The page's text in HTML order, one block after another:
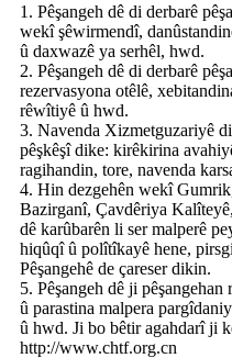
1. Pêşangeh dê di derbarê
wekî şêwirmendî,
û daxwazê ​​ya serhêl, hwd.
2. Pêşangeh dê di derbarê
rezervasyona otêlê,
rêwîtiyê û hwd.
3. Navenda Xizmetguzariyê
pêşkêşî dike: kirêkirina
ragihandin, tore, navenda
4. Hin dezgehên wekî
Bazirganî, Çavdêriya
dê karûbarên li ser malperê
hiqûqî û polîtîkayê hene,
Pêşangehê de çareser dikin.
5. Pêşangeh dê ji
û parastina malpera
û hwd. Ji bo bêtir agahdarî ji
http://www.chtf.org.cn